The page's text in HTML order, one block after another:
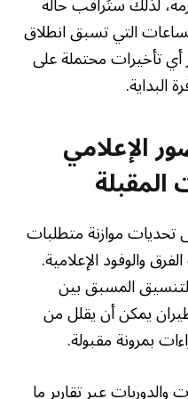
التي تسبق انطلاق
أي تأخيرات محتملة على
البداية.
الإعلامي
المقبلة
موازنة متطلبات
والوفود الإعلامية.
المسبق بين
يمكن أن يقلل من
بمرونة مقبولة.
عبر تقارير ما